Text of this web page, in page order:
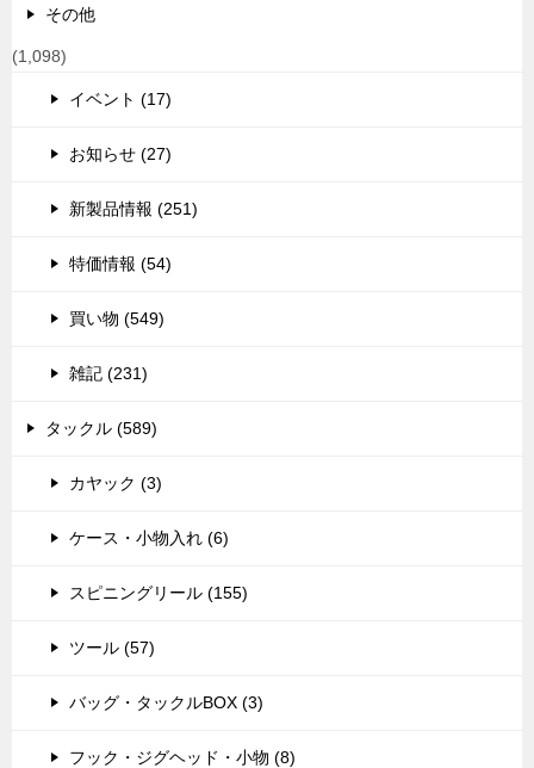
その他
(1,098)
イベント (17)
お知らせ (27)
新製品情報 (251)
特価情報 (54)
買い物 (549)
雑記 (231)
タックル (589)
カヤック (3)
ケース・小物入れ (6)
スピニングリール (155)
ツール (57)
バッグ・タックルBOX (3)
フック・ジグヘッド・小物 (8)